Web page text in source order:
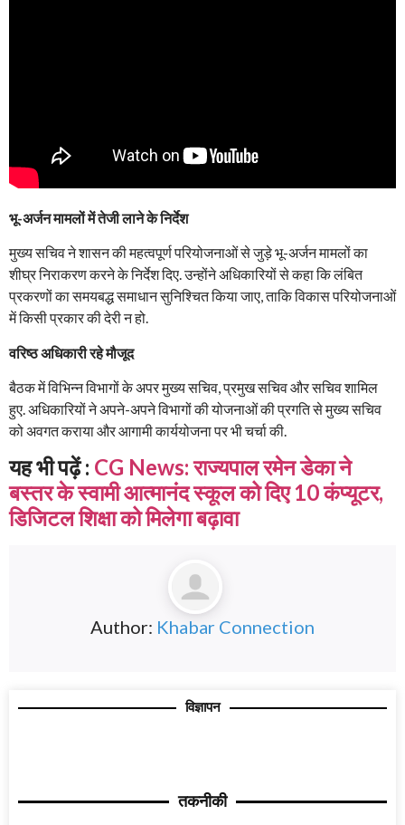
भू-अर्जन मामलों में तेजी लाने के निर्देश
मुख्य सचिव ने शासन की महत्वपूर्ण परियोजनाओं से जुड़े भू-अर्जन मामलों का
शीघ्र निराकरण करने के निर्देश दिए. उन्होंने अधिकारियों से कहा कि लंबित
प्रकरणों का समयबद्ध समाधान सुनिश्चित किया जाए, ताकि विकास परियोजनाओं
में किसी प्रकार की देरी न हो.
वरिष्ठ अधिकारी रहे मौजूद
बैठक में विभिन्न विभागों के अपर मुख्य सचिव, प्रमुख सचिव और सचिव शामिल
हुए. अधिकारियों ने अपने-अपने विभागों की योजनाओं की प्रगति से मुख्य सचिव
को अवगत कराया और आगामी कार्ययोजना पर भी चर्चा की.
यह भी पढ़ें : CG News: राज्यपाल रमेन डेका ने
बस्तर के स्वामी आत्मानंद स्कूल को दिए 10 कंप्यूटर,
डिजिटल शिक्षा को मिलेगा बढ़ावा
Author: Khabar Connection
विज्ञापन
तकनीकी